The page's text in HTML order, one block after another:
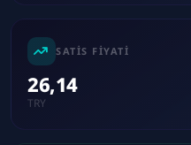
SATIS FIYATI
26,14
TRY